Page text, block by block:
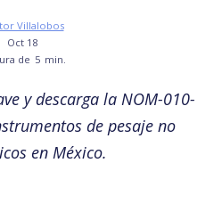
Villalobos
Oct 18
de 5 min.
y descarga la NOM-010-
de pesaje no
en México.